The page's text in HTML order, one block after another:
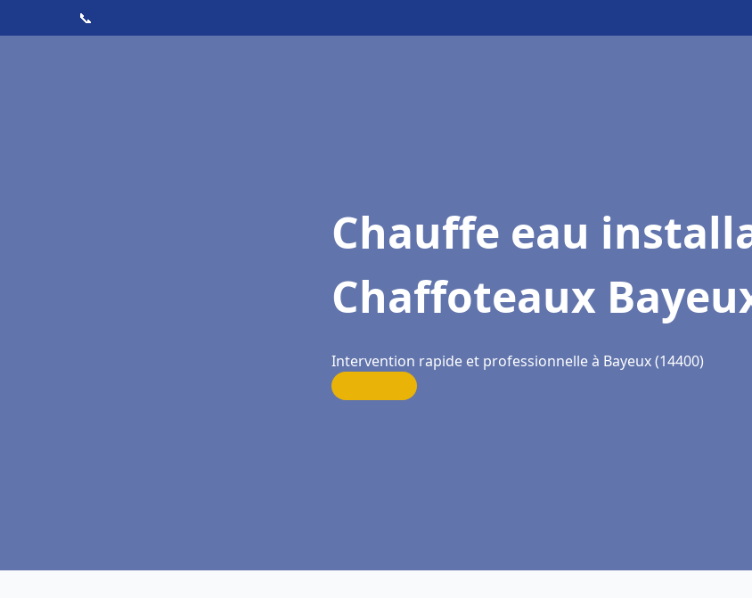
📞
Chauffe eau
Chaffoteaux
Intervention rapide et professionnelle à Bayeux (14400)